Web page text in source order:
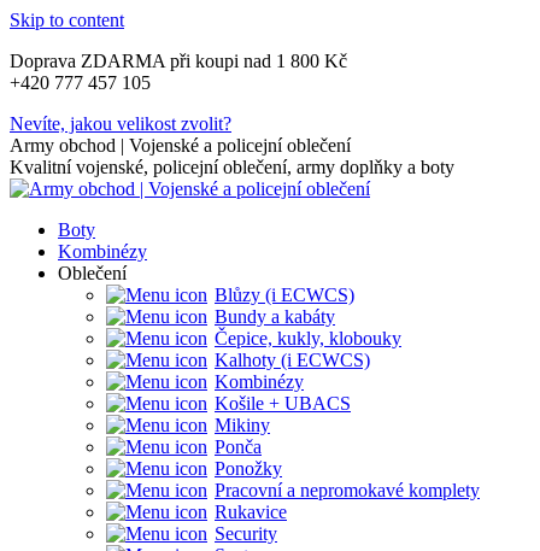
Skip to content
Doprava ZDARMA při koupi nad 1 800 Kč
+420 777 457 105
Nevíte, jakou velikost zvolit?
Army obchod | Vojenské a policejní oblečení
Kvalitní vojenské, policejní oblečení, army doplňky a boty
Boty
Kombinézy
Oblečení
Blůzy (i ECWCS)
Bundy a kabáty
Čepice, kukly, klobouky
Kalhoty (i ECWCS)
Kombinézy
Košile + UBACS
Mikiny
Ponča
Ponožky
Pracovní a nepromokavé komplety
Rukavice
Security